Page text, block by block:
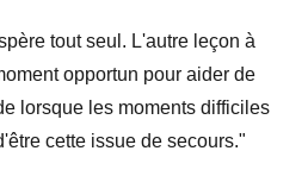
tout seul. L'autre leçon à
opportun pour aider de
lorsque les moments difficiles
cette issue de secours."